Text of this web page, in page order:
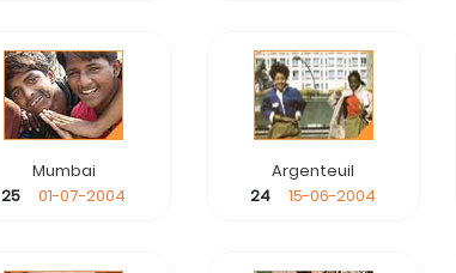
Mumbai
25
01-07-2004
Argenteuil
24
15-06-2004